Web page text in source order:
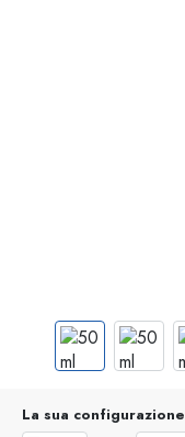
La sua configurazione